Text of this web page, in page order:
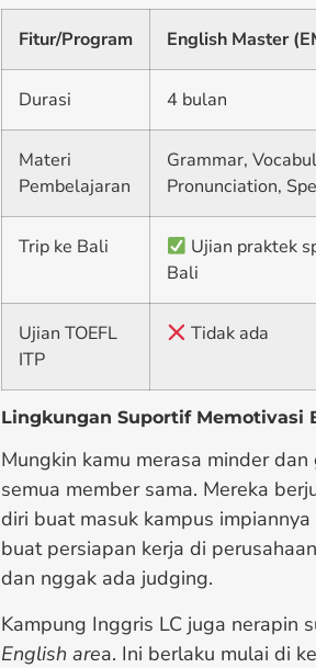
Fitur/Program English Master
Durasi 4 bulan
Materi
Pembelajaran
Grammar,
Pronunciation,
Trip ke Bali
Ujian praktek
Bali
Ujian TOEFL
ITP
Tidak ada
Lingkungan Suportif Memotivasi
Mungkin kamu merasa minder
semua member sama. Mereka
diri buat masuk kampus
buat persiapan kerja di
dan nggak ada judging.
Kampung Inggris LC juga nerapin
English area. Ini berlaku mulai di